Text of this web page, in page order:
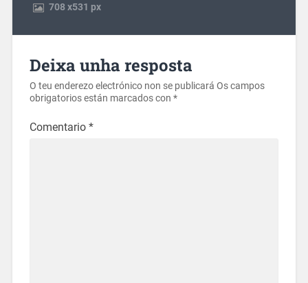
708x531 px
Deixa unha resposta
O teu enderezo electrónico non se publicará Os campos
obrigatorios están marcados con *
Comentario *